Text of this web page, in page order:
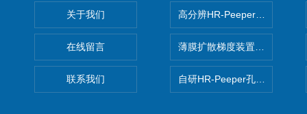
关于我们
在线留言
联系我们
高分辨HR-Peeper采样器孔隙
薄膜扩散梯度装置 Agl DGT
自研HR-Peeper孔隙水采样器